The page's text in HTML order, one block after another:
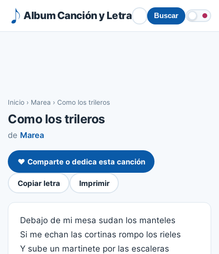
Album Canción y Letra Buscar
Inicio › Marea › Como los trileros
Como los trileros
de Marea
❤️ Comparte o dedica esta canción
Copiar letra Imprimir
Debajo de mi mesa sudan los manteles
Si me echan las cortinas rompo los rieles
Y sube un martinete por las escaleras